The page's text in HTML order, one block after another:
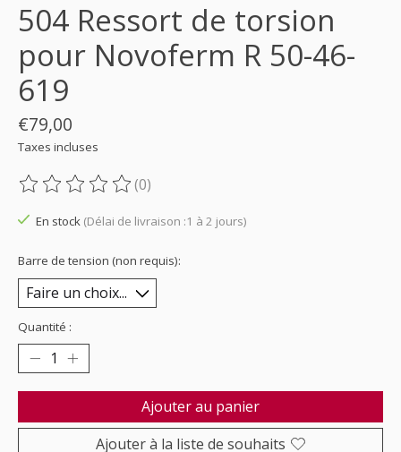
504 Ressort de torsion
pour Novoferm R 50-46-
619
€79,00
Taxes incluses
Ce produit est évalué à
(0)
En stock (Délai de livraison :1 à 2 jours)
Barre de tension (non requis):
Quantité :
Ajouter au panier
Ajouter à la liste de souhaits